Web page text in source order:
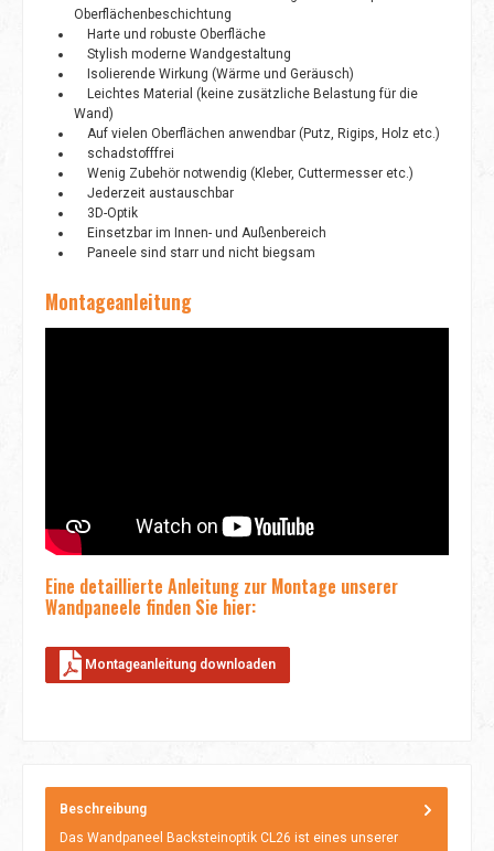
Oberflächenbeschichtung
Harte und robuste Oberfläche
Stylish moderne Wandgestaltung
Isolierende Wirkung (Wärme und Geräusch)
Leichtes Material (keine zusätzliche Belastung für die
Wand)
Auf vielen Oberflächen anwendbar (Putz, Rigips, Holz etc.)
schadstofffrei
Wenig Zubehör notwendig (Kleber, Cuttermesser etc.)
Jederzeit austauschbar
3D-Optik
Einsetzbar im Innen- und Außenbereich
Paneele sind starr und nicht biegsam
Montageanleitung
Eine detaillierte Anleitung zur Montage unserer
Wandpaneele finden Sie hier:
Montageanleitung downloaden
Beschreibung
Das Wandpaneel Backsteinoptik CL26 ist eines unserer